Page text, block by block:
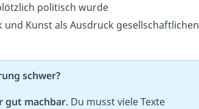
politisch wurde
Kunst als Ausdruck gesellschaftlichen
schwer?
gut machbar. Du musst viele Texte